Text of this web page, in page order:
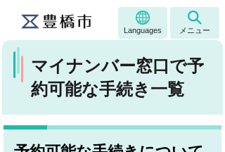
Languages メニュー
マイナンバー窓口で予
約可能な手続き一覧